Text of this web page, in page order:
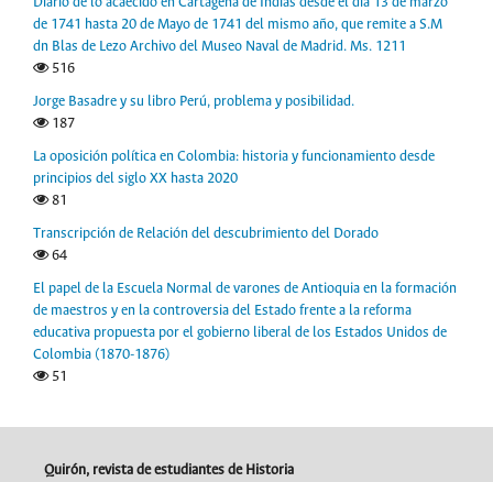
de 1741 hasta 20 de Mayo de 1741 del mismo año, que remite a S.M
dn Blas de Lezo Archivo del Museo Naval de Madrid. Ms. 1211
516
Jorge Basadre y su libro Perú, problema y posibilidad.
187
La oposición política en Colombia: historia y funcionamiento desde
principios del siglo XX hasta 2020
81
Transcripción de Relación del descubrimiento del Dorado
64
El papel de la Escuela Normal de varones de Antioquia en la formación
de maestros y en la controversia del Estado frente a la reforma
educativa propuesta por el gobierno liberal de los Estados Unidos de
Colombia (1870-1876)
51
Quirón, revista de estudiantes de Historia